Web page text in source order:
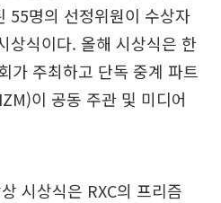
55명의 선정위원이 수상자
상식이다. 올해 시상식은 한
가 주최하고 단독 중계 파트
이 공동 주관 및 미디어
시상식은 RXC의 프리즘